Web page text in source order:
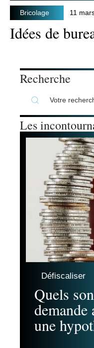
Bricolage 11
Idées de
Recherche
Les
Défiscaliser
Quels
une